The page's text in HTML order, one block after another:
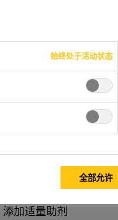
聚合物水泥防水砂浆
加适量助剂
始终处于活动状态
全部允许